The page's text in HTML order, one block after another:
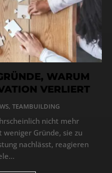
WARUM
VERLIERT
, TEAMBUILDING
nicht mehr
Gründe, sie zu
nachlässt, reagieren